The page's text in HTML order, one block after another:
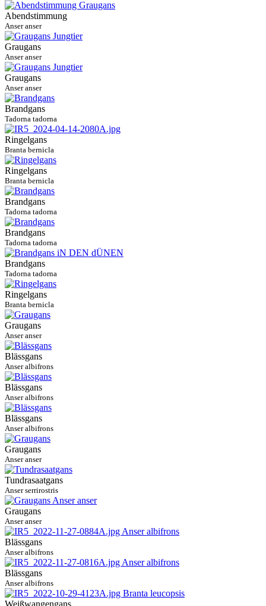
Abendstimmung
Anser anser
Graugans
Anser anser
Graugans
Anser anser
Brandgans
Tadorna tadorna
Ringelgans
Branta bernicla
Ringelgans
Branta bernicla
Brandgans
Tadorna tadorna
Brandgans
Tadorna tadorna
Brandgans
Tadorna tadorna
Ringelgans
Branta bernicla
Graugans
Anser anser
Blässgans
Anser albifrons
Blässgans
Anser albifrons
Blässgans
Anser albifrons
Graugans
Anser anser
Tundrasaatgans
Anser serrirostris
Graugans
Anser anser
Blässgans
Anser albifrons
Blässgans
Anser albifrons
Weißwangengans